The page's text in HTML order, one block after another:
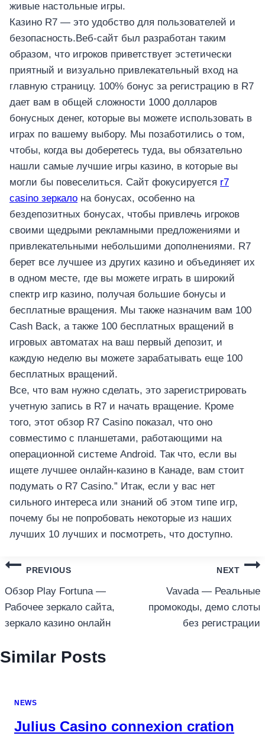
живые настольные игры.
Казино R7 — это удобство для пользователей и
безопасность.Веб-сайт был разработан таким
образом, что игроков приветствует эстетически
приятный и визуально привлекательный вход на
главную страницу. 100% бонус за регистрацию в R7
дает вам в общей сложности 1000 долларов
бонусных денег, которые вы можете использовать в
играх по вашему выбору. Мы позаботились о том,
чтобы, когда вы доберетесь туда, вы обязательно
нашли самые лучшие игры казино, в которые вы
могли бы повеселиться. Сайт фокусируется r7
casino зеркало на бонусах, особенно на
бездепозитных бонусах, чтобы привлечь игроков
своими щедрыми рекламными предложениями и
привлекательными небольшими дополнениями. R7
берет все лучшее из других казино и объединяет их
в одном месте, где вы можете играть в широкий
спектр игр казино, получая большие бонусы и
бесплатные вращения. Мы также назначим вам 100
Cash Back, а также 100 бесплатных вращений в
игровых автоматах на ваш первый депозит, и
каждую неделю вы можете зарабатывать еще 100
бесплатных вращений.
Все, что вам нужно сделать, это зарегистрировать
учетную запись в R7 и начать вращение. Кроме
того, этот обзор R7 Casino показал, что оно
совместимо с планшетами, работающими на
операционной системе Android. Так что, если вы
ищете лучшее онлайн-казино в Канаде, вам стоит
подумать о R7 Casino.” Итак, если у вас нет
сильного интереса или знаний об этом типе игр,
почему бы не попробовать некоторые из наших
лучших 10 лучших и посмотреть, что доступно.
แนะแนว
เรื่อง
PREVIOUS
Обзор Play Fortuna —
Рабочее зеркало сайта,
зеркало казино онлайн
NEXT
Vavada — Реальные
промокоды, демо слоты
без регистрации
Similar Posts
NEWS
Julius Casino connexion cration